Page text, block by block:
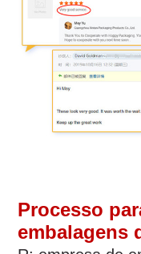
Processo
embalagens